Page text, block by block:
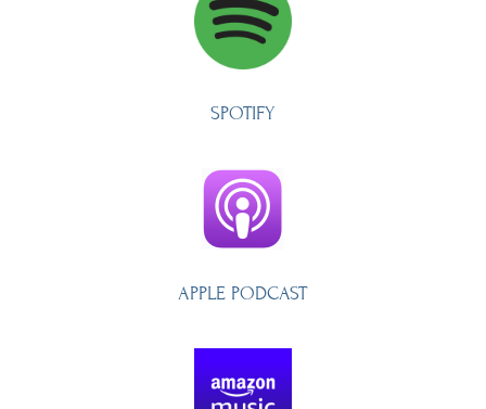
SPOTIFY
APPLE PODCAST